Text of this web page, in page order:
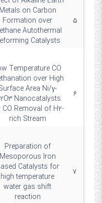
۵
Metals on Carbon
Formation over
Autothermal
Catalysts
۶
Temperature CO
over High
Area Ni/γ-
Nanocatalysts
Removal of H2-
rich Stream
۷
Preparation of
Mesoporous Iron
Catalysts for
high temperature
water gas shift
reaction